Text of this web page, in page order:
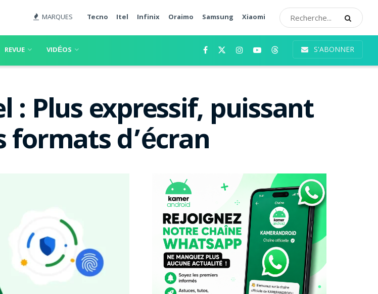
MARQUES Tecno Itel Infinix Oraimo Samsung Xiaomi
REVUE VIDÉOS S'ABONNER
: Plus expressif, puissant
d’écran